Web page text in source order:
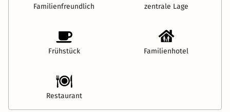
Familienfreundlich zentrale Lage
Frühstück Familienhotel
Restaurant